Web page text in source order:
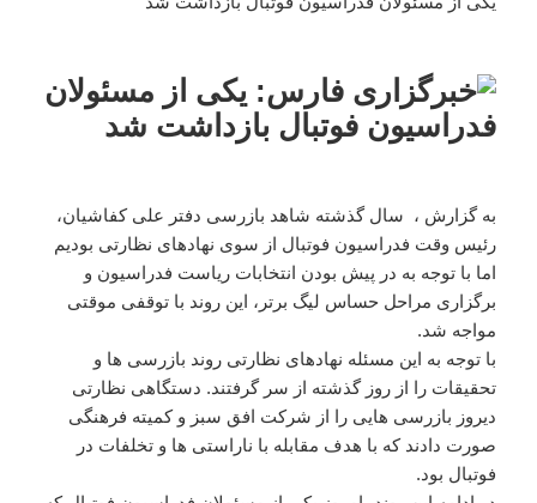
به گزارش ، سال گذشته شاهد بازرسی دفتر علی کفاشیان،
رئیس وقت فدراسیون فوتبال از سوی نهادهای نظارتی بودیم
اما با توجه به در پیش بودن انتخابات ریاست فدراسیون و
برگزاری مراحل حساس لیگ برتر، این روند با توقفی موقتی
مواجه شد.
با توجه به این مسئله نهادهای نظارتی روند بازرسی ها و
تحقیقات را از روز گذشته از سر گرفتند. دستگاهی نظارتی
دیروز بازرسی هایی را از شرکت افق سبز و کمیته فرهنگی
صورت دادند که با هدف مقابله با ناراستی ها و تخلفات در
فوتبال بود.